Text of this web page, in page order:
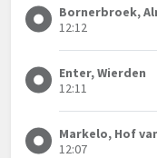
Bornerbroek,
12:12
Enter, Wierden
12:11
Markelo, Hof
12:07